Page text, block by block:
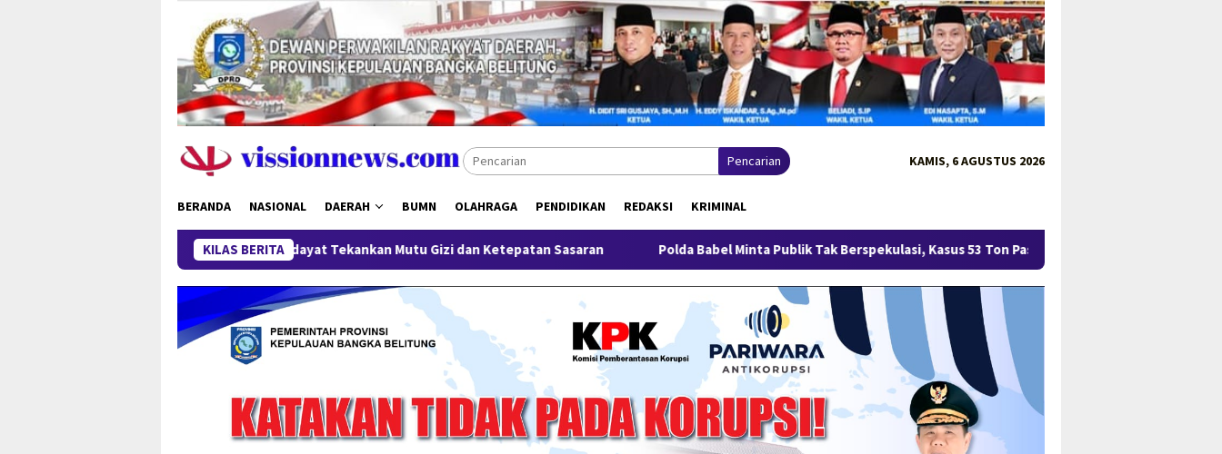
konten
Pencarian KAMIS, 6 AGUSTUS 2026
BERANDA NASIONAL DAERAH BUMN OLAHRAGA PENDIDIKAN REDAKSI KRIMINAL
KILAS BERITA
Gubernur Hidayat Tekankan Mutu Gizi dan Ketepatan Sasaran Polda Babel Minta Publik Tak Berspekulasi, Kasus 53 Ton Pasir Timah Ilegal Terus Dikembangkan